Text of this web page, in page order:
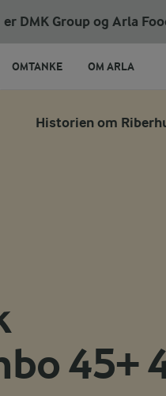
er DMK Group og Arla
OMTANKE OM ARLA
Historien om
45+